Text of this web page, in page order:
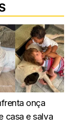
onça
casa e salva